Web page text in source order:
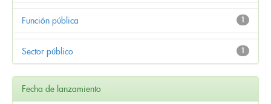
1
Función pública
1
Sector público
Fecha de lanzamiento